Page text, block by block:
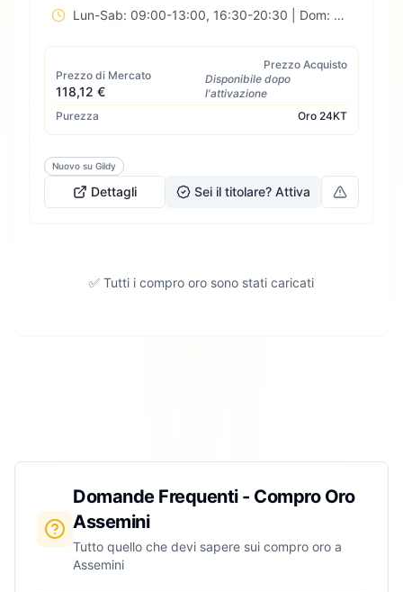
Lun-Sab: 09:00-13:00, 16:30-20:30 | Dom: Chiuso
Prezzo di Mercato
118,12 €
Prezzo Acquisto
Disponibile dopo
l'attivazione
Purezza
Oro 24KT
Nuovo su Gildy
Dettagli Sei il titolare? Attiva
✅ Tutti i compro oro sono stati caricati
Domande Frequenti - Compro Oro
Assemini
Tutto quello che devi sapere sui compro oro a
Assemini